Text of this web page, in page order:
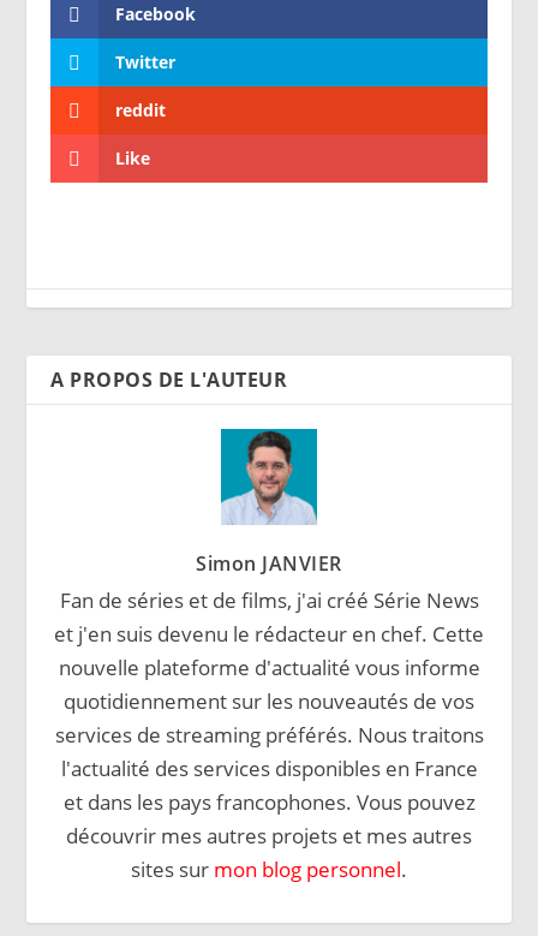
Facebook
Twitter
reddit
Like
A PROPOS DE L'AUTEUR
Simon JANVIER
Fan de séries et de films, j'ai créé Série News
et j'en suis devenu le rédacteur en chef. Cette
nouvelle plateforme d'actualité vous informe
quotidiennement sur les nouveautés de vos
services de streaming préférés. Nous traitons
l'actualité des services disponibles en France
et dans les pays francophones. Vous pouvez
découvrir mes autres projets et mes autres
sites sur mon blog personnel.